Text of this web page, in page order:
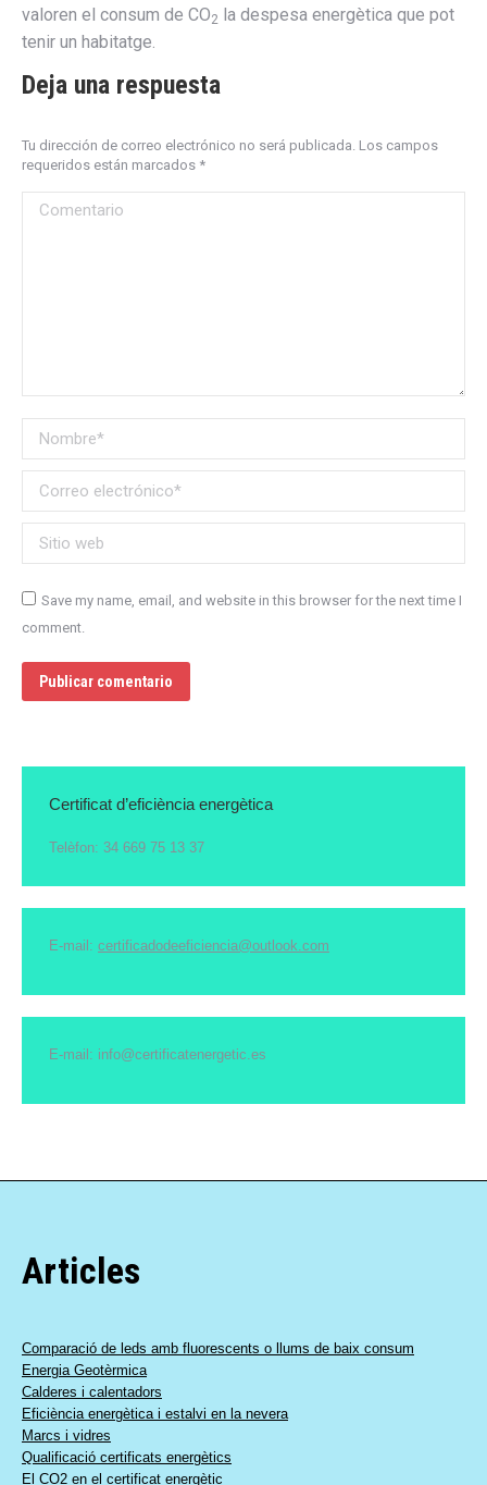
valoren el consum de CO2 la despesa energètica que pot
tenir un habitatge.
Deja una respuesta
Tu dirección de correo electrónico no será publicada. Los campos
requeridos están marcados *
Comentario
Nombre *
Correo electrónico *
Sitio web
Save my name, email, and website in this browser for the next time I
comment.
Publicar comentario
Certificat d’eficiència energètica
Telèfon: 34 669 75 13 37
E-mail: certificadodeeficiencia@outlook.com
E-mail: info@certificatenergetic.es
Articles
Comparació de leds amb fluorescents o llums de baix consum
Energia Geotèrmica
Calderes i calentadors
Eficiència energètica i estalvi en la nevera
Marcs i vidres
Qualificació certificats energètics
El CO2 en el certificat energètic